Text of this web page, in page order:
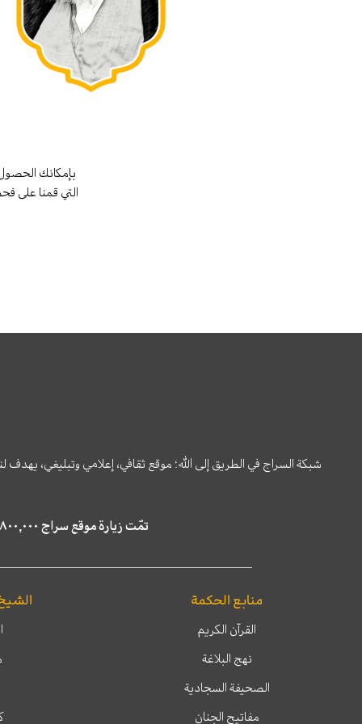
بإمكانك
التي قمنا على
شبكة السراج في الطريق إلى الله؛ موقع ثقافي، إعلامي وتبليغي،
تمّت زيارة موقع سراج ٤,٨٠٠,٠٠٠ مرة خلال الستة أشهر الماضية، كما ظهر في نتائج البحث في محركات البحث٢٢,٢٩٠,٠٠٠ مرّة.
منابع الحكمة
القرآن الكريم
نهج البلاغة
الصحيفة السجادية
مفاتيح الجنان